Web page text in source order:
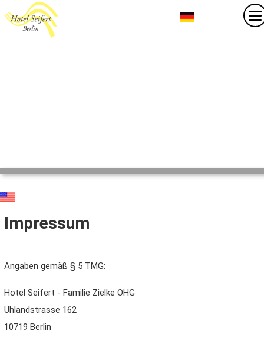
Impressum
Angaben gemäß § 5 TMG:
Hotel Seifert - Familie Zielke OHG
Uhlandstrasse 162
10719 Berlin